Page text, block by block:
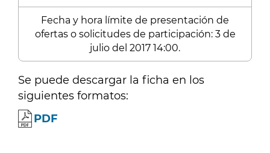
Fecha y hora límite de presentación de
ofertas o solicitudes de participación: 3 de
julio del 2017 14:00.
Se puede descargar la ficha en los
siguientes formatos:
PDF